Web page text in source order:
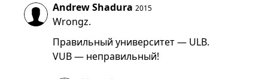
Andrew Shadura 2015
Wrongz.
Правильный университет — ULB.
VUB — неправильный!